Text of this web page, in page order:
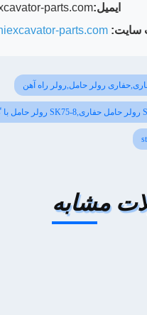
parts.com
www.miniexcavator-
راه آهن